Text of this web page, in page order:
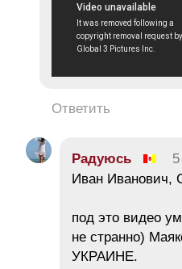
Ответить
Радуюсь
Иван
под это видео
не странно)
УКРАИНЕ.